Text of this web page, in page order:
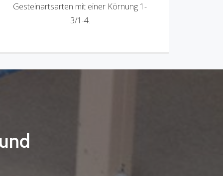
Gesteinartsarten mit einer Körnung 1-
3/1-4.